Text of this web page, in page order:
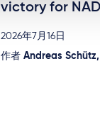
victory for
2026年7月16日
作者Andreas Schütz,